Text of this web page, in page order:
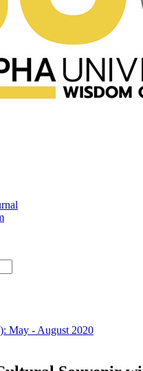
May - August 2020